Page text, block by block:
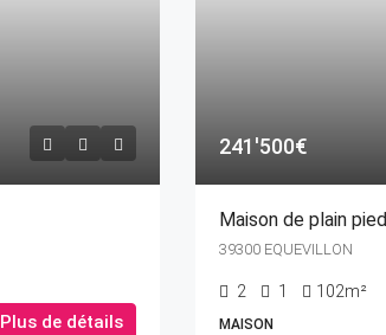
Plus de détails
241'500€
Maison de plain pied
39300 EQUEVILLON
2 1 102m²
MAISON